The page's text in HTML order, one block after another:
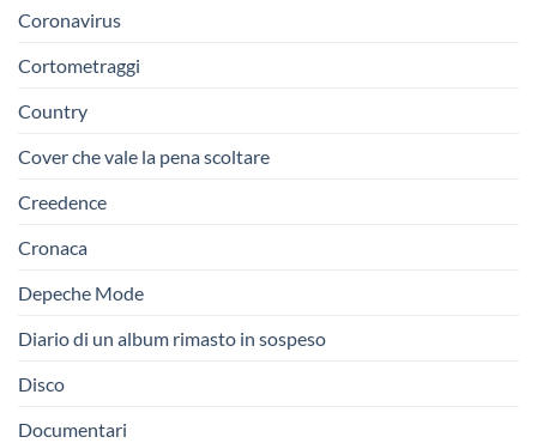
Coronavirus
Cortometraggi
Country
Cover che vale la pena scoltare
Creedence
Cronaca
Depeche Mode
Diario di un album rimasto in sospeso
Disco
Documentari